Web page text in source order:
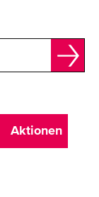
Frage
AI
Aktionen